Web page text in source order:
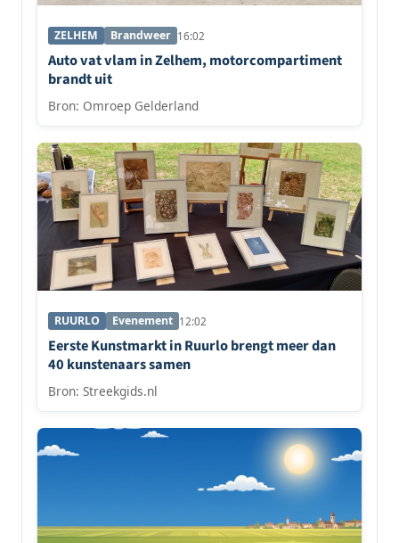
ZELHEM Brandweer 16:02
Auto vat vlam in Zelhem, motorcompartiment
brandt uit
Bron: Omroep Gelderland
RUURLO Evenement 12:02
Eerste Kunstmarkt in Ruurlo brengt meer dan
40 kunstenaars samen
Bron: Streekgids.nl